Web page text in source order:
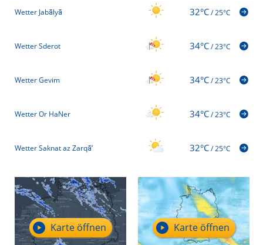
Wetter Jabālyā 32°C/25°C
Wetter Sderot 34°C/23°C
Wetter Gevim 34°C/23°C
Wetter Or HaNer 34°C/23°C
Wetter Saknat az Zarqā’ 32°C/25°C
Karte öffnen Karte öffnen